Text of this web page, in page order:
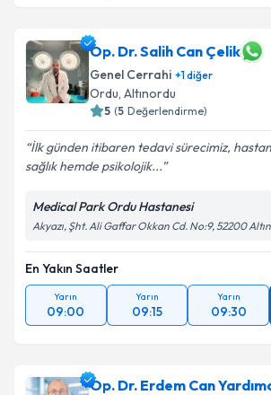
Op. Dr. Salih Can Çelik
Genel Cerrahi +1diğer
Ordu, Altınordu
5 (5 Değerlendirme)
İlk günden itibaren tedavi sürecimiz,
sağlık hemde psikolojik...
Medical Park Ordu Hastanesi
Akyazı, Şht. Ali Gaffar Okkan Cd. No:9, 52200
En Yakın Saatler
Yarın
09:00
Yarın
09:15
Yarın
09:30
Op. Dr. Erdem Can